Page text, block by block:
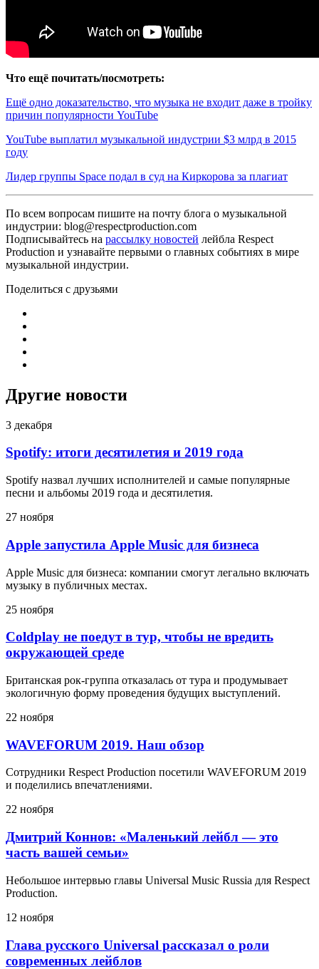
Что ещё почитать/посмотреть:
Ещё одно доказательство, что музыка не входит даже в тройку
причин популярности YouTube
YouTube выплатил музыкальной индустрии $3 млрд в 2015
году
Лидер группы Space подал в суд на Киркорова за плагиат
По всем вопросам пишите на почту блога о музыкальной
индустрии: blog@respectproduction.com
Подписывайтесь на рассылку новостей лейбла Respect
Production и узнавайте первыми о главных событиях в мире
музыкальной индустрии.
Поделиться с друзьями
Другие новости
3 декабря
Spotify: итоги десятилетия и 2019 года
Spotify назвал лучших исполнителей и самые популярные
песни и альбомы 2019 года и десятилетия.
27 ноября
Apple запустила Apple Music для бизнеса
Apple Music для бизнеса: компании смогут легально включать
музыку в публичных местах.
25 ноября
Coldplay не поедут в тур, чтобы не вредить
окружающей среде
Британская рок-группа отказалась от тура и продумывает
экологичную форму проведения будущих выступлений.
22 ноября
WAVEFORUM 2019. Наш обзор
Сотрудники Respect Production посетили WAVEFORUM 2019
и поделились впечатлениями.
22 ноября
Дмитрий Коннов: «Маленький лейбл — это
часть вашей семьи»
Небольшое интервью главы Universal Music Russia для Respect
Production.
12 ноября
Глава русского Universal рассказал о роли
современных лейблов